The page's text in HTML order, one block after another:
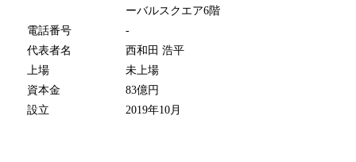
ーバルスクエア6階
電話番号
-
代表者名
西和田 浩平
上場
未上場
資本金
83億円
設立
2019年10月